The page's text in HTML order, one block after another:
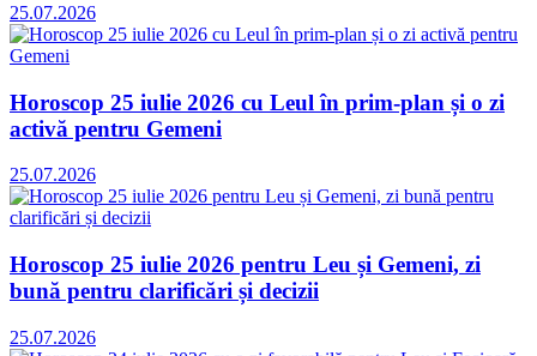
25.07.2026
Horoscop 25 iulie 2026 cu Leul în prim-plan și o zi
activă pentru Gemeni
25.07.2026
Horoscop 25 iulie 2026 pentru Leu și Gemeni, zi
bună pentru clarificări și decizii
25.07.2026